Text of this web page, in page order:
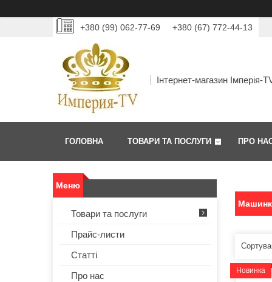
+380 (99) 062-77-69 +380 (67) 772-44-13
Інтернет-магазин Імперія-
ГОЛОВНА ТОВАРИ ТА ПОСЛУГИ ПРО
Новинка
Товари та послуги
Прайс-листи
Статті
Про нас